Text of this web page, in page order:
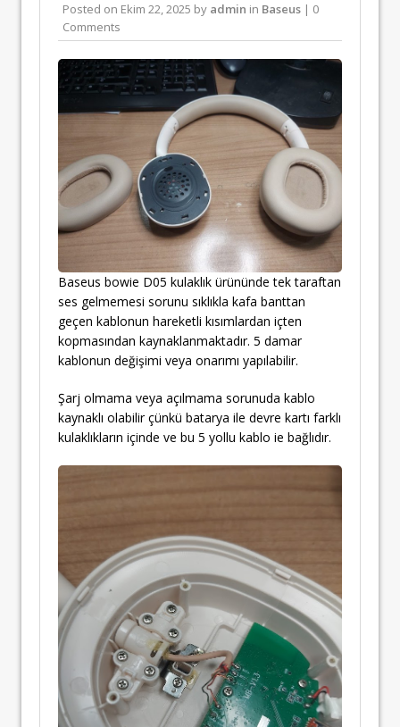
Posted on Ekim 22, 2025 by admin in Baseus | 0
Comments
Baseus bowie D05 kulaklık ürününde tek taraftan
ses gelmemesi sorunu sıklıkla kafa banttan
geçen kablonun hareketli kısımlardan içten
kopmasından kaynaklanmaktadır. 5 damar
kablonun değişimi veya onarımı yapılabilir.
Şarj olmama veya açılmama sorunuda kablo
kaynaklı olabilir çünkü batarya ile devre kartı farklı
kulaklıkların içinde ve bu 5 yollu kablo ie bağlıdır.